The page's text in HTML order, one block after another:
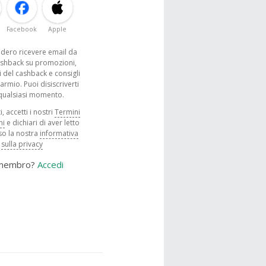
Facebook Apple
ricevere email da
su promozioni,
del cashback e consigli
Puoi disiscriverti
momento.
accetti i nostri Termini
e dichiari di aver letto
la nostra informativa
sulla privacy
Accedi